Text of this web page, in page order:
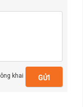
khai GỬI